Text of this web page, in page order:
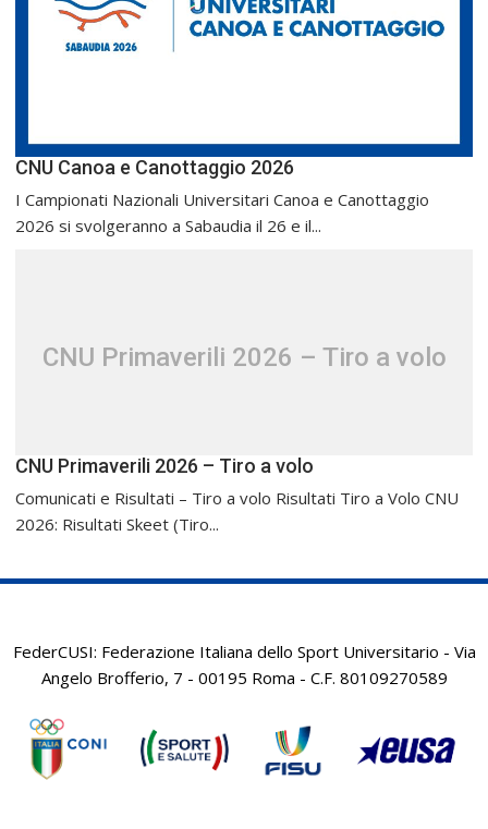
CNU Canoa e Canottaggio 2026
I Campionati Nazionali Universitari Canoa e Canottaggio
2026 si svolgeranno a Sabaudia il 26 e il...
CNU Primaverili 2026 – Tiro a volo
CNU Primaverili 2026 – Tiro a volo
Comunicati e Risultati – Tiro a volo Risultati Tiro a Volo CNU
2026: Risultati Skeet (Tiro...
FederCUSI: Federazione Italiana dello Sport Universitario - Via
Angelo Brofferio, 7 - 00195 Roma - C.F. 80109270589